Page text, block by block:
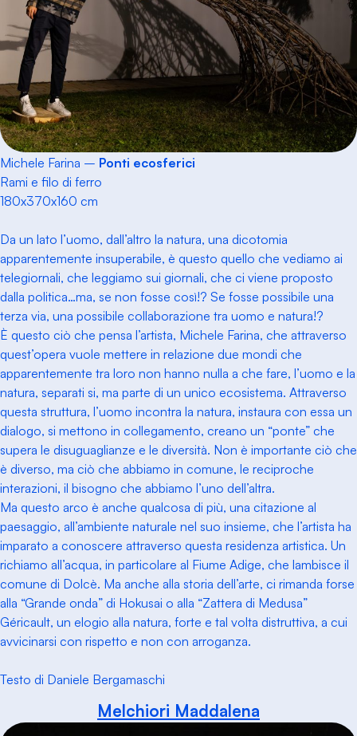
Michele Farina – Ponti ecosferici
Rami e filo di ferro
180x370x160 cm
Da un lato l’uomo, dall’altro la natura, una dicotomia
apparentemente insuperabile, è questo quello che vediamo ai
telegiornali, che leggiamo sui giornali, che ci viene proposto
dalla politica…ma, se non fosse così!? Se fosse possibile una
terza via, una possibile collaborazione tra uomo e natura!?
È questo ciò che pensa l’artista, Michele Farina, che attraverso
quest’opera vuole mettere in relazione due mondi che
apparentemente tra loro non hanno nulla a che fare, l’uomo e la
natura, separati si, ma parte di un unico ecosistema. Attraverso
questa struttura, l’uomo incontra la natura, instaura con essa un
dialogo, si mettono in collegamento, creano un “ponte” che
supera le disuguaglianze e le diversità. Non è importante ciò che
è diverso, ma ciò che abbiamo in comune, le reciproche
interazioni, il bisogno che abbiamo l’uno dell’altra.
Ma questo arco è anche qualcosa di più, una citazione al
paesaggio, all’ambiente naturale nel suo insieme, che l’artista ha
imparato a conoscere attraverso questa residenza artistica. Un
richiamo all’acqua, in particolare al Fiume Adige, che lambisce il
comune di Dolcè. Ma anche alla storia dell’arte, ci rimanda forse
alla “Grande onda” di Hokusai o alla “Zattera di Medusa”
Géricault, un elogio alla natura, forte e tal volta distruttiva, a cui
avvicinarsi con rispetto e non con arroganza.
Testo di Daniele Bergamaschi
Melchiori Maddalena